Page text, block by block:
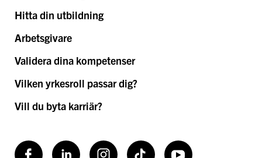
Hitta din utbildning
Arbetsgivare
Validera dina kompetenser
Vilken yrkesroll passar dig?
Vill du byta karriär?